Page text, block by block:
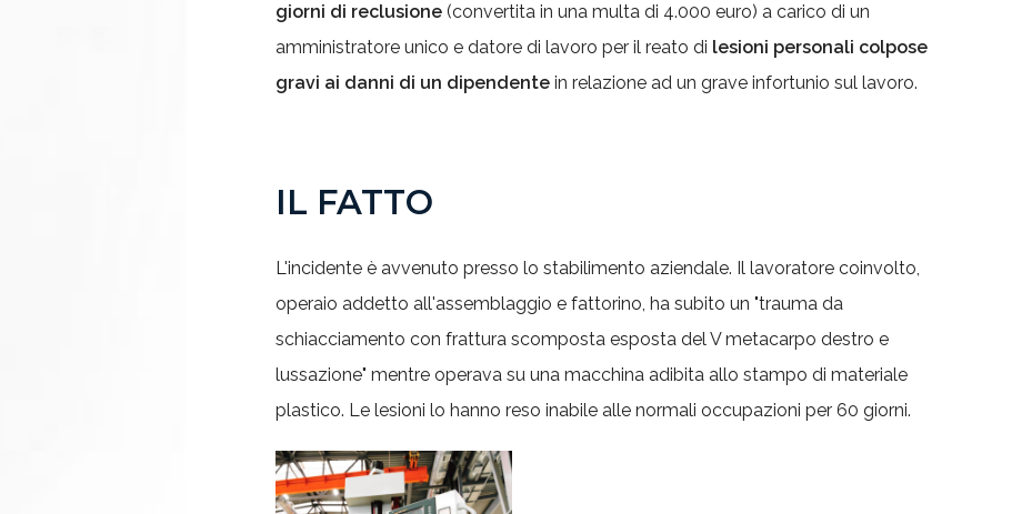
giorni di reclusione (convertita in una multa di 4.000 euro) a carico di un
amministratore unico e datore di lavoro per il reato di lesioni personali colpose
gravi ai danni di un dipendente in relazione ad un grave infortunio sul lavoro.
IL FATTO
L'incidente è avvenuto presso lo stabilimento aziendale. Il lavoratore coinvolto,
operaio addetto all'assemblaggio e fattorino, ha subito un "trauma da
schiacciamento con frattura scomposta esposta del V metacarpo destro e
lussazione" mentre operava su una macchina adibita allo stampo di materiale
plastico. Le lesioni lo hanno reso inabile alle normali occupazioni per 60 giorni.